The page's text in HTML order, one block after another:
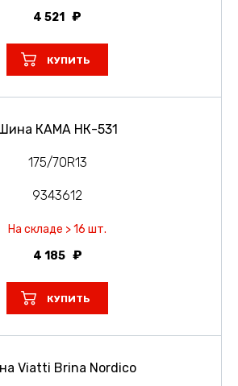
4 521
КУПИТЬ
КАМА НК-531
175/70R13
9343612
На складе > 16 шт.
4 185
КУПИТЬ
Viatti Brina Nordico